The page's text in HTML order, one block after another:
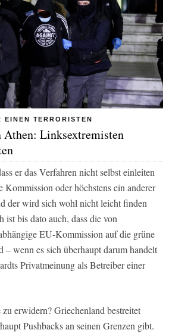
EINEN TERRORISTEN
Athen: Linksextremisten
er das Verfahren nicht selbst einleiten
Kommission oder höchstens ein anderer
der wird sich wohl nicht leicht finden
ist bis dato auch, dass die von
EU-Kommission auf die grüne
wenn es sich überhaupt darum handelt
Privatmeinung als Betreiber einer
erwidern? Griechenland bestreitet
Pushbacks an seinen Grenzen gibt.